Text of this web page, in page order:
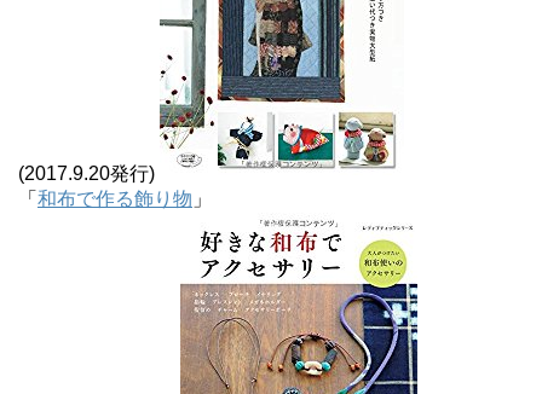
(2017.9.20発行)
「 和布で作る飾り物 」